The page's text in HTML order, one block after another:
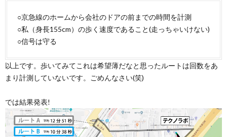
○京急線のホームから会社のドアの前までの時間を計測
○私（身長155cm）の歩く速度であること(走っちゃいけない)
○信号は守る
以上です。歩いてみてこれは希望薄だなと思ったルートは回数をあ
まり計測していないです。ごめんなさい(笑)
では結果発表!